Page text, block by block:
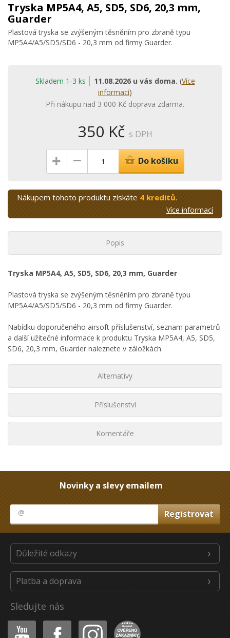
Tryska MP5A4, A5, SD5, SD6, 20,3 mm,
Guarder
Plastová tryska se zvýšeným těsněním pro zbraně typu
MP5A4/A5/SD5/SD6 - 20,3 mm od firmy Guarder.
Skladem 1-3 ks 11.08.2026 u vás doma. (Více
informací)
Při nákupu nad 3 000 Kč doprava zdarma.
350 Kč s DPH
+ – Do košíku
Nákupem tohoto produktu získáte 4 kreditů.
Více informací
Popis
Tryska MP5A4, A5, SD5, SD6, 20,3 mm, Guarder
Plastová tryska se zvýšeným těsněním pro zbraně typu
MP5A4/A5/SD5/SD6 - 20,3 mm od firmy Guarder.
Nabídku doporučeného airsoft příslušenství, seznam parametrů
a další užitečné informace k produktu Tryska MP5A4, A5, SD5,
SD6, 20,3 mm, Guarder naleznete v záložkách.
Alternativy
Příslušenství
Komentáře
Novinky a slevy emailem
Důležité odkazy
Platba a doprava
Sledujte nás
Youtube Facebook Instagram Heureka